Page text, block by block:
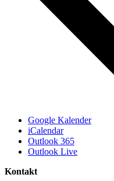
Google Kalender
iCalendar
Outlook 365
Outlook Live
Kontakt